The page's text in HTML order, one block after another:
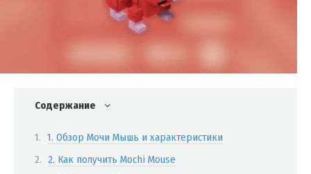
Содержание
1. Обзор Мочи Мышь и характеристики
2. Как получить Mochi Mouse